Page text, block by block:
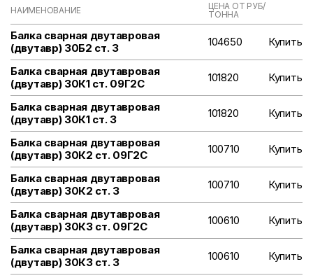
НАИМЕНОВАНИЕ
ЦЕНА ОТ РУБ/
ТОННА
Балка сварная двутавровая
(двутавр) 30Б2 ст. 3
104650 Купить
Балка сварная двутавровая
(двутавр) 30К1 ст. 09Г2С
101820 Купить
Балка сварная двутавровая
(двутавр) 30К1 ст. 3
101820 Купить
Балка сварная двутавровая
(двутавр) 30К2 ст. 09Г2С
100710 Купить
Балка сварная двутавровая
(двутавр) 30К2 ст. 3
100710 Купить
Балка сварная двутавровая
(двутавр) 30К3 ст. 09Г2С
100610 Купить
Балка сварная двутавровая
(двутавр) 30К3 ст. 3
100610 Купить